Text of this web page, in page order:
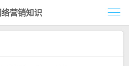
网络营销
营销知识